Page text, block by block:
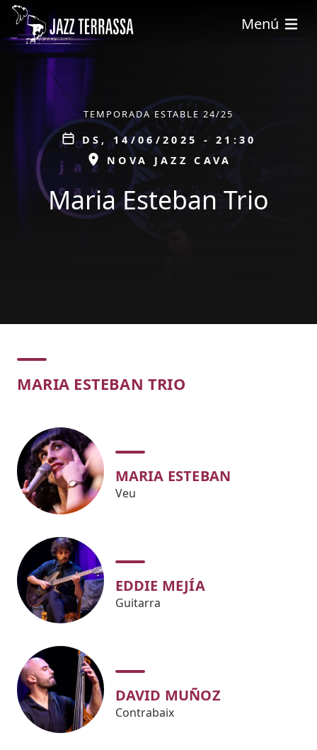
Vés al contingut
Menú
TEMPORADA ESTABLE 24/25
Data
DS, 14/06/2025 - 21:30
ESPAI
NOVA JAZZ CAVA
Maria Esteban Trio
Concert
MARIA ESTEBAN TRIO
MARIA ESTEBAN
Veu
EDDIE MEJÍA
Guitarra
DAVID MUÑOZ
Contrabaix